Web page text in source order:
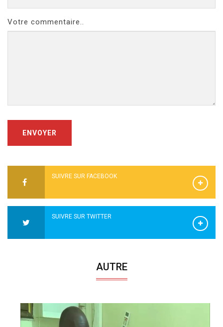
Votre commentaire..
ENVOYER
SUIVRE SUR FACEBOOK
SUIVRE SUR TWITTER
AUTRE